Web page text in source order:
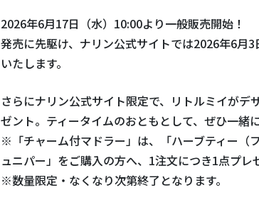
2026年6月17日（水）10:00より一般販売開始！
発売に先駆け、ナリン公式サイトでは2026年6月
いたします。
さらにナリン公式サイト限定で、リトルミイがデ
ゼント。ティータイムのおともとして、ぜひ一緒
※「チャーム付マドラー」は、「ハーブティー（
ュニパー」をご購入の方へ、1注文につき1点プレ
※数量限定・なくなり次第終了となります。